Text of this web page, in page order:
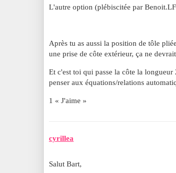
L'autre option (plébiscitée par
Après tu as aussi la position de tôle
une prise de côte extérieur, ça ne
Et c'est toi qui passe la côte la longueur
penser aux équations/relations
1 « J'aime »
cyrillea
Salut Bart,